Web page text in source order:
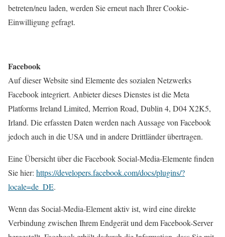
betreten/neu laden, werden Sie erneut nach Ihrer Cookie-
Einwilligung gefragt.
Facebook
Auf dieser Website sind Elemente des sozialen Netzwerks
Facebook integriert. Anbieter dieses Dienstes ist die Meta
Platforms Ireland Limited, Merrion Road, Dublin 4, D04 X2K5,
Irland. Die erfassten Daten werden nach Aussage von Facebook
jedoch auch in die USA und in andere Drittländer übertragen.
Eine Übersicht über die Facebook Social-Media-Elemente finden
Sie hier: https://developers.facebook.com/docs/plugins/?
locale=de_DE.
Wenn das Social-Media-Element aktiv ist, wird eine direkte
Verbindung zwischen Ihrem Endgerät und dem Facebook-Server